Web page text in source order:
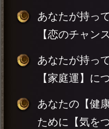
あなたが持っ
【恋のチャン
あなたが持っ
【家庭運】に
あなたの【健
ために【気を